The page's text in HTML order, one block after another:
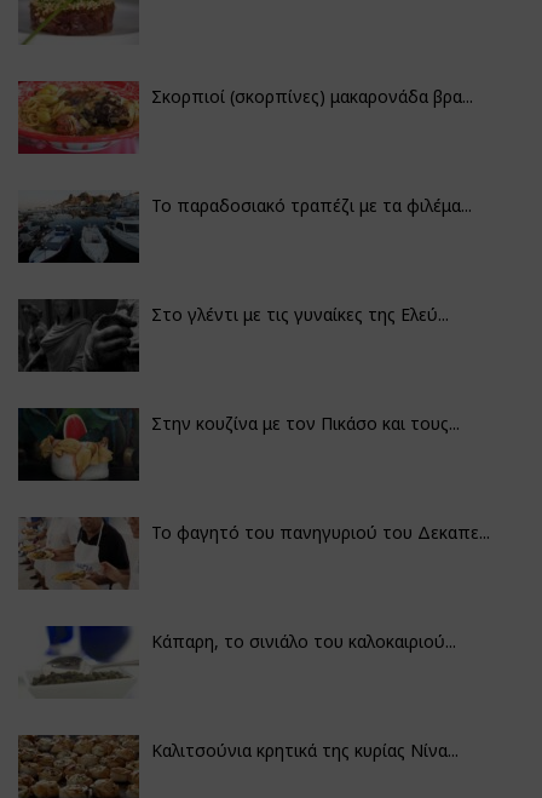
Σκορπιοί (σκορπίνες) μακαρονάδα βρα...
Το παραδοσιακό τραπέζι με τα φιλέμα...
Στο γλέντι με τις γυναίκες της Ελεύ...
Στην κουζίνα με τον Πικάσο και τους...
Το φαγητό του πανηγυριού του Δεκαπε...
Κάπαρη, το σινιάλο του καλοκαιριού...
Καλιτσούνια κρητικά της κυρίας Νίνα...